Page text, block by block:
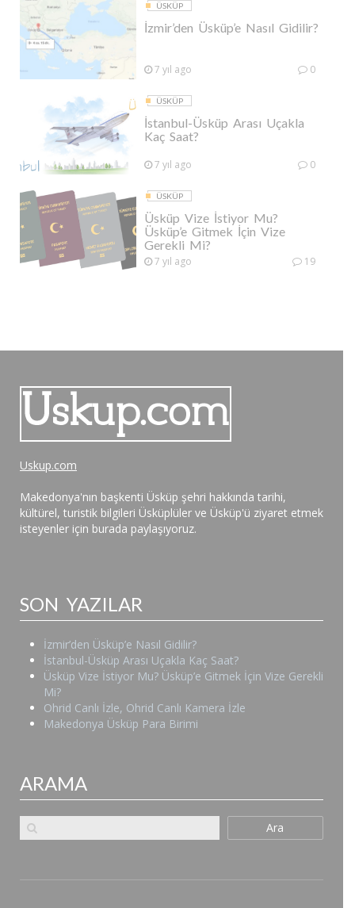
ÜSKÜP
İzmir’den Üsküp’e Nasıl Gidilir?
7 yıl ago 0
ÜSKÜP
İstanbul-Üsküp Arası Uçakla
Kaç Saat?
7 yıl ago 0
ÜSKÜP
Üsküp Vize İstiyor Mu?
Üsküp’e Gitmek İçin Vize
Gerekli Mi?
7 yıl ago 19
Uskup.com
Makedonya'nın başkenti Üsküp şehri hakkında tarihi,
kültürel, turistik bilgileri Üsküplüler ve Üsküp'ü ziyaret etmek
isteyenler için burada paylaşıyoruz.
SON YAZILAR
İzmir’den Üsküp’e Nasıl Gidilir?
İstanbul-Üsküp Arası Uçakla Kaç Saat?
Üsküp Vize İstiyor Mu? Üsküp’e Gitmek İçin Vize Gerekli
Mi?
Ohrid Canlı İzle, Ohrid Canlı Kamera İzle
Makedonya Üsküp Para Birimi
ARAMA
Ara